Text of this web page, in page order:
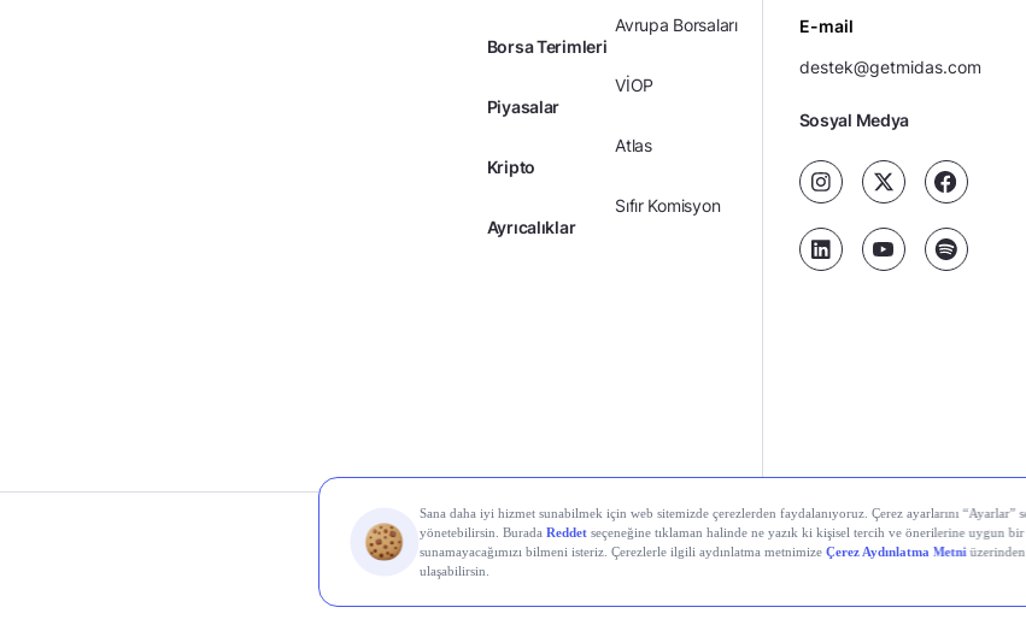
Borsa Terimleri
Piyasalar
Kripto
Ayrıcalıklar
Avrupa Borsaları
VİOP
Atlas
Sıfır Komisyon
E-mail
destek@getmidas.com
Sosyal Medya
© 2026 Midas Finansal Teknolojiler A.Ş. Tüm hakları saklıdır.
Kişisel
Gizlilik